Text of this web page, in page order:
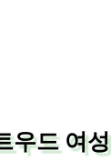
우드 여